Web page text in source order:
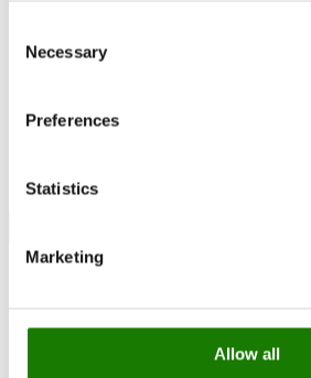
Selection
Necessary
Preferences
Statistics
Marketing
Allow all
Belgien
Finland